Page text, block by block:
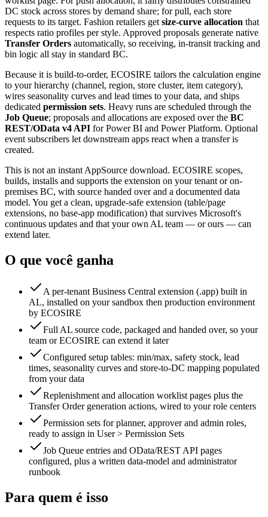
DC stock across stores by demand share; for pull, each store
requests to its target. Fashion retailers get size-curve allocation that
respects ratio profiles per style. Approved proposals generate native
Transfer Orders automatically, so receiving, in-transit tracking and
bin logic all stay in standard BC.
Because it is build-to-order, ECOSIRE tailors the calculation engine
to your hierarchy (channel, region, store cluster, item category),
wires seasonality curves and lead times to your data, and ships
dedicated permission sets. Heavy runs are scheduled through the
Job Queue; proposals and allocations are exposed over the BC
REST/OData v4 API for Power BI and Power Platform. Optional
event subscribers let downstream apps react when a transfer is
created.
This is not an instant AppSource download. ECOSIRE scopes,
builds, installs and supports the extension on your tenant or on-
premises BC, with source handed over and a documented data
model. You get a clean, upgrade-safe extension (table/page
extensions, no base-app modification) that survives Microsoft's
continuous updates and that your own AL team — or ours — can
extend later.
O que você ganha
A per-tenant Business Central extension (.app) built in
AL, installed on your sandbox then production environment
by ECOSIRE
Full AL source code, packaged and handed over, so your
team or ECOSIRE can extend it later
Configured setup tables: min/max, safety stock, lead
times, seasonality curves and store-to-DC mapping populated
from your data
Replenishment and allocation worklist pages plus the
Transfer Order generation actions, wired to your role centers
Permission sets for planner, approver and admin roles,
ready to assign in User > Permission Sets
Job Queue entries and OData/REST API pages
configured, plus a written data-model and administrator
runbook
Para quem é isso